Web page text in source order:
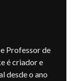
Professor de
é criador e
desde o ano